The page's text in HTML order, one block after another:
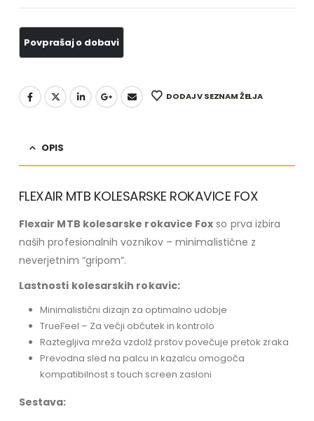
DODAJ V SEZNAM ŽELJA
OPIS
FLEXAIR MTB KOLESARSKE ROKAVICE FOX
Flexair MTB kolesarske rokavice Fox so prva izbira
naših profesionalnih voznikov – minimalistične z
neverjetnim “gripom”.
Lastnosti kolesarskih rokavic:
Minimalistični dizajn za optimalno udobje
TrueFeel – Za večji občutek in kontrolo
Raztegljiva mreža vzdolž prstov povečuje pretok zraka
Prevodna sled na palcu in kazalcu omogoča
kompatibilnost s touch screen zasloni
Sestava: